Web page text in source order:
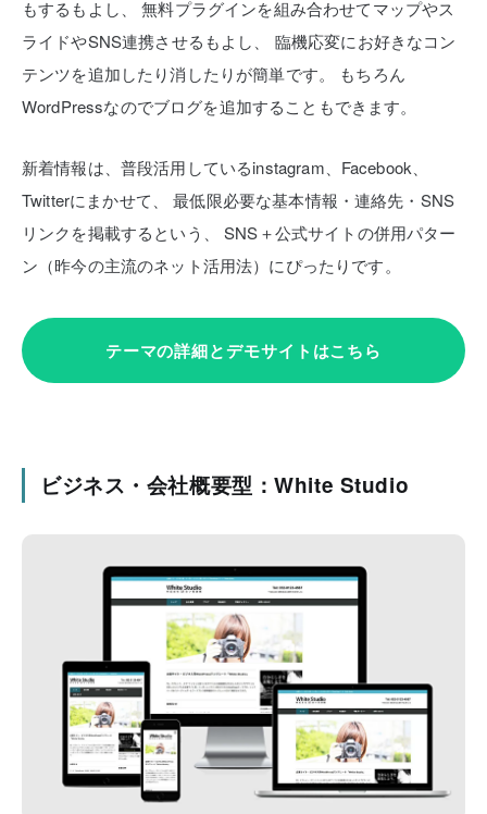
もするもよし、
無料プラグインを組み合わせてマップやス
ライドやSNS連携させるもよし、
臨機応変にお好きなコン
テンツを追加したり消したりが簡単です。
もちろん
WordPressなのでブログを追加することもできます。
新着情報は、普段活用しているinstagram、Facebook、
Twitterにまかせて、
最低限必要な基本情報・連絡先・SNS
リンクを掲載するという、
SNS＋公式サイトの併用パター
ン（昨今の主流のネット活用法）にぴったりです。
テーマの詳細とデモサイトはこちら
ビジネス・会社概要型：White Studio